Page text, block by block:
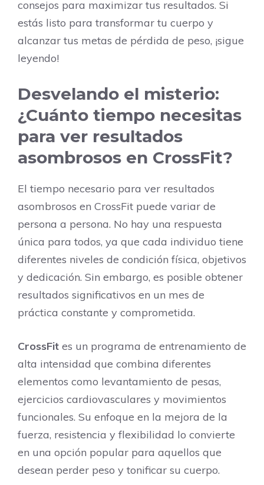
consejos para maximizar tus resultados. Si
estás listo para transformar tu cuerpo y
alcanzar tus metas de pérdida de peso, ¡sigue
leyendo!
Desvelando el misterio:
¿Cuánto tiempo necesitas
para ver resultados
asombrosos en CrossFit?
El tiempo necesario para ver resultados
asombrosos en CrossFit puede variar de
persona a persona. No hay una respuesta
única para todos, ya que cada individuo tiene
diferentes niveles de condición física, objetivos
y dedicación. Sin embargo, es posible obtener
resultados significativos en un mes de
práctica constante y comprometida.
CrossFit es un programa de entrenamiento de
alta intensidad que combina diferentes
elementos como levantamiento de pesas,
ejercicios cardiovasculares y movimientos
funcionales. Su enfoque en la mejora de la
fuerza, resistencia y flexibilidad lo convierte
en una opción popular para aquellos que
desean perder peso y tonificar su cuerpo.